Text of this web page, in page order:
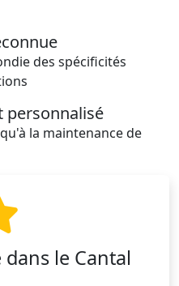
des spécificités
personnalisé
la maintenance de
le Cantal